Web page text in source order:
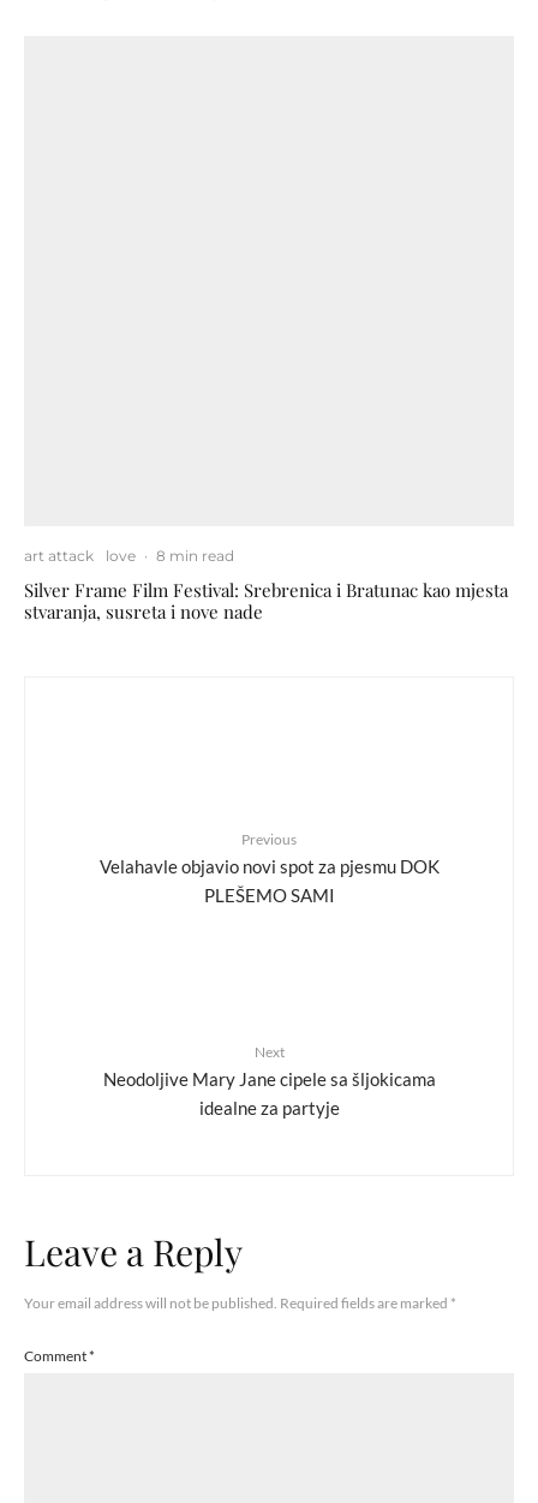
art attack love · 8 min read
Silver Frame Film Festival: Srebrenica i Bratunac kao mjesta
stvaranja, susreta i nove nade
Previous
Velahavle objavio novi spot za pjesmu DOK
PLEŠEMO SAMI
Next
Neodoljive Mary Jane cipele sa šljokicama
idealne za partyje
Leave a Reply
Your email address will not be published. Required fields are marked *
Comment*